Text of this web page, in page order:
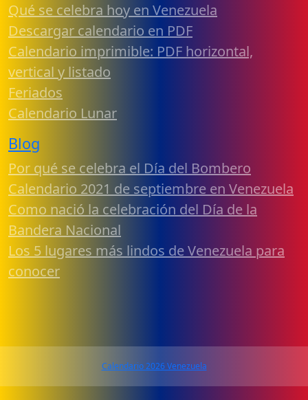
Qué se celebra hoy en Venezuela
Descargar calendario en PDF
Calendario imprimible: PDF horizontal,
vertical y listado
Feriados
Calendario Lunar
Blog
Por qué se celebra el Día del Bombero
Calendario 2021 de septiembre en Venezuela
Como nació la celebración del Día de la
Bandera Nacional
Los 5 lugares más lindos de Venezuela para
conocer
Calendario 2026 Venezuela